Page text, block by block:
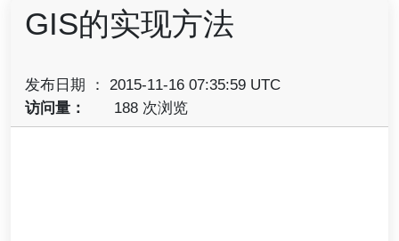
GIS的实现方法
发布日期 ： 2015-11-16 07:35:59 UTC
访问量：
188 次浏览